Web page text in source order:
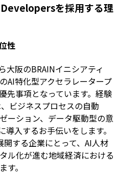
を採用する理
性
大阪のBRAINイニシアティ
AI特化型アクセラレータープ
先事項となっています。経験
ビジネスプロセスの自動
ーション、データ駆動型の意
入するお手伝いをします。
する企業にとって、AI人材
ル化が進む地域経済における
。